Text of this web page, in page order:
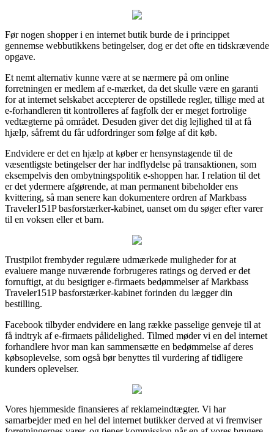
Før nogen shopper i en internet butik burde de i princippet
gennemse webbutikkens betingelser, dog er det ofte en tidskrævende
opgave.
Et nemt alternativ kunne være at se nærmere på om online
forretningen er medlem af e-mærket, da det skulle være en garanti
for at internet selskabet accepterer de opstillede regler, tillige med at
e-forhandleren tit kontrolleres af fagfolk der er meget fortrolige
vedtægterne på området. Desuden giver det dig lejlighed til at få
hjælp, såfremt du får udfordringer som følge af dit køb.
Endvidere er det en hjælp at køber er hensynstagende til de
væsentligste betingelser der har indflydelse på transaktionen, som
eksempelvis den ombytningspolitik e-shoppen har. I relation til det
er det ydermere afgørende, at man permanent bibeholder ens
kvittering, så man senere kan dokumentere ordren af Markbass
Traveler151P basforstærker-kabinet, uanset om du søger efter varer
til en voksen eller et barn.
Trustpilot frembyder regulære udmærkede muligheder for at
evaluere mange nuværende forbrugeres ratings og derved er det
fornuftigt, at du besigtiger e-firmaets bedømmelser af Markbass
Traveler151P basforstærker-kabinet forinden du lægger din
bestilling.
Facebook tilbyder endvidere en lang række passelige genveje til at
få indtryk af e-firmaets pålidelighed. Tilmed møder vi en del internet
forhandlere hvor man kan sammensætte en bedømmelse af deres
købsoplevelse, som også bør benyttes til vurdering af tidligere
kunders oplevelser.
Vores hjemmeside finansieres af reklameindtægter. Vi har
samarbejder med en hel del internet butikker derved at vi fremviser